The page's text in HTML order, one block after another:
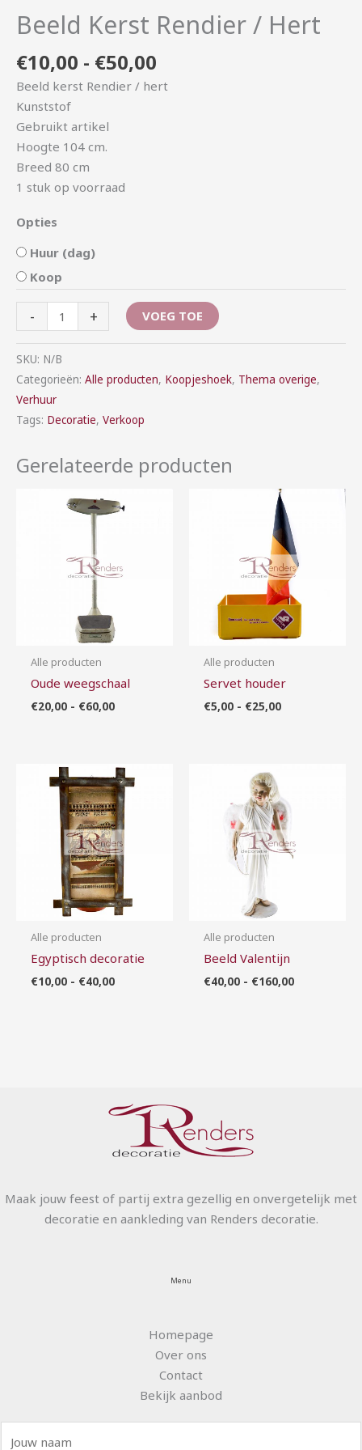
Beeld Kerst Rendier / Hert
€10,00 - €50,00
Beeld kerst Rendier / hert
Kunststof
Gebruikt artikel
Hoogte 104 cm.
Breed 80 cm
1 stuk op voorraad
Opties
Huur (dag)
Koop
- + VOEG TOE
SKU: N/B
Categorieën: Alle producten, Koopjeshoek, Thema overige,
Verhuur
Tags: Decoratie, Verkoop
Gerelateerde producten
Alle producten
Oude weegschaal
€20,00 - €60,00
€20,00
Alle producten
Servet houder
€5,00 - €25,00
Prijsklasse:
€5,00
tot
€25,00
Alle producten
Egyptisch decoratie
€10,00 - €40,00
Prijsklasse:
€10,00
tot
€40,00
Alle producten
Beeld Valentijn
€40,00 - €160,00
Maak jouw feest of partij extra gezellig en onvergetelijk met
decoratie en aankleding van Renders decoratie.
Menu
Homepage
Over ons
Contact
Bekijk aanbod